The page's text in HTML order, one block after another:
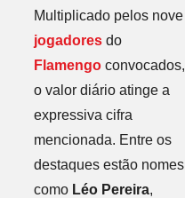
Multiplicado pelos nove
jogadoresdo
Flamengoconvocados,
o valor diário atinge a
expressiva cifra
mencionada. Entre os
destaques estão nomes
como Léo Pereira,